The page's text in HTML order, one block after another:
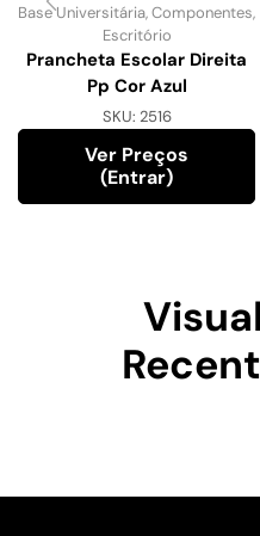
Base Universitária,Componentes,
Escritório
Prancheta Escolar Direita
Pp Cor Azul
SKU: 2516
Ver Preços
(entrar)